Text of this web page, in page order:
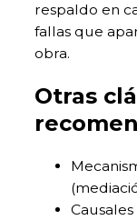
respaldo en
fallas que
obra.
Otras